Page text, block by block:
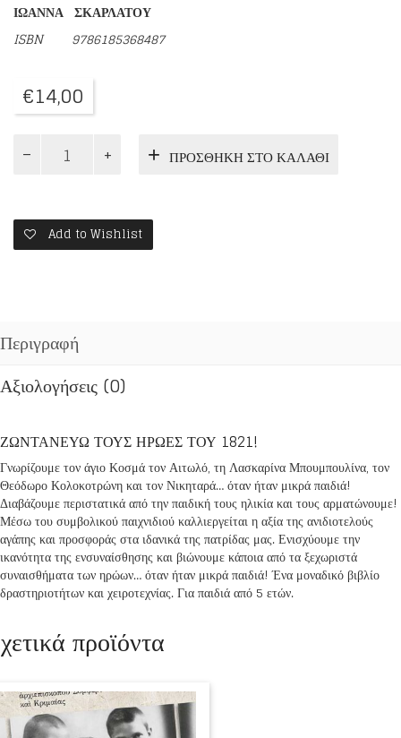
ΙΩΑΝΝΑ ΣΚΑΡΛΑΤΟΥ
ISBN
9786185368487
€14,00
ΠΑΙΔΙΑ
ποσότητα
ΠΡΟΣΘΉΚΗ ΣΤΟ ΚΑΛΆΘΙ
Add to Wishlist
Περιγραφή
Αξιολογήσεις (0)
ΖΩΝΤΑΝΕΥΩ ΤΟΥΣ ΗΡΩΕΣ ΤΟΥ 1821!
Γνωρίζουμε τον άγιο Κοσμά τον Αιτωλό, τη Λασκαρίνα Μπουμπουλίνα, τον
Θεόδωρο Κολοκοτρώνη και τον Νικηταρά… όταν ήταν μικρά παιδιά!
Διαβάζουμε περιστατικά από την παιδική τους ηλικία και τους αρματώνουμε!
Μέσω του συμβολικού παιχνιδιού καλλιεργείται η αξία της ανιδιοτελούς
αγάπης και προσφοράς στα ιδανικά της πατρίδας μας. Ενισχύουμε την
ικανότητα της ενσυναίσθησης και βιώνουμε κάποια από τα ξεχωριστά
συναισθήματα των ηρώων… όταν ήταν μικρά παιδιά! Ένα μοναδικό βιβλίο
δραστηριοτήτων και χειροτεχνίας. Για παιδιά από 5 ετών.
προϊόντα